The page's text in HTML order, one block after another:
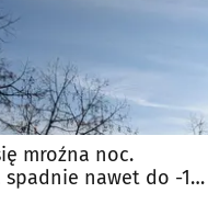
mroźna noc.
spadnie nawet do -16